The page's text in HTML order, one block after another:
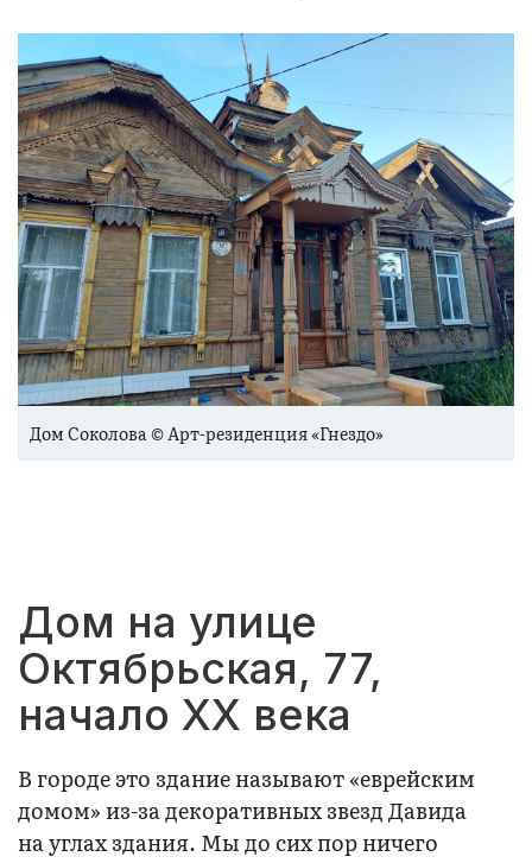
Дом Соколова © Арт-резиденция «Гнездо»
Дом на улице
Октябрьская, 77,
начало XX века
В городе это здание называют «еврейским
домом» из-за декоративных звезд Давида
на углах здания. Мы до сих пор ничего